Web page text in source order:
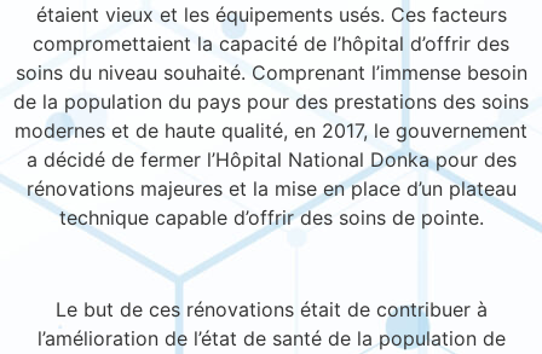
étaient vieux et les équipements usés. Ces facteurs
compromettaient la capacité de l’hôpital d’offrir des
soins du niveau souhaité. Comprenant l’immense besoin
de la population du pays pour des prestations des soins
modernes et de haute qualité, en 2017, le gouvernement
a décidé de fermer l’Hôpital National Donka pour des
rénovations majeures et la mise en place d’un plateau
technique capable d’offrir des soins de pointe.
Le but de ces rénovations était de contribuer à
l’amélioration de l’état de santé de la population de